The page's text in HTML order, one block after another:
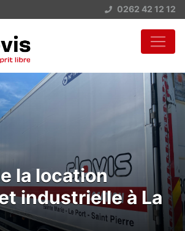
0262 42 12 12
la location
industrielle à La